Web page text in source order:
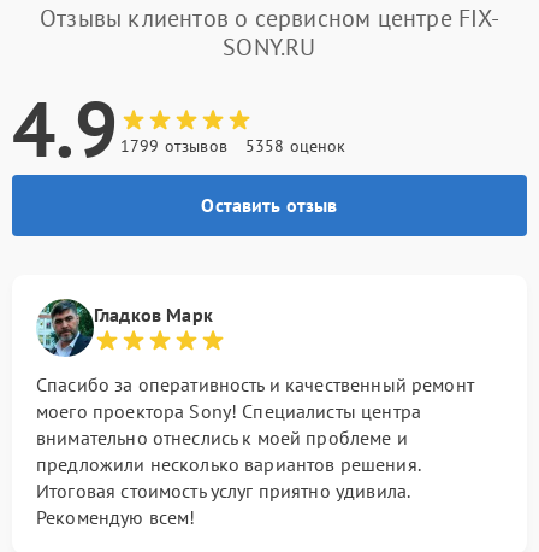
Отзывы клиентов о сервисном центре FIX-
SONY.RU
4.9 1799 отзывов 5358 оценок
Оставить отзыв
Гладков Марк
Спасибо за оперативность и качественный ремонт
моего проектора Sony! Специалисты центра
внимательно отнеслись к моей проблеме и
предложили несколько вариантов решения.
Итоговая стоимость услуг приятно удивила.
Рекомендую всем!